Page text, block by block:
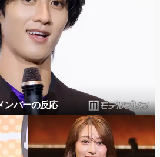
ンバーの反応